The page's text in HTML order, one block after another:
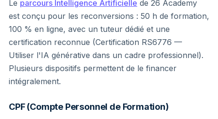
Le parcours Intelligence Artificielle de 26 Academy
est conçu pour les reconversions : 50 h de formation,
100 % en ligne, avec un tuteur dédié et une
certification reconnue (Certification RS6776 —
Utiliser l'IA générative dans un cadre professionnel).
Plusieurs dispositifs permettent de le financer
intégralement.
CPF (Compte Personnel de Formation)